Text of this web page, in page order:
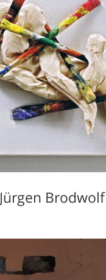
Jürgen Brodwolf